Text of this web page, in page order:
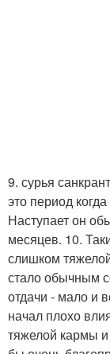
9. сурья
это период
Наступает он
месяцев. 10.
слишком
стало обычным
отдачи - мало и
начал плохо
тяжелой кармы